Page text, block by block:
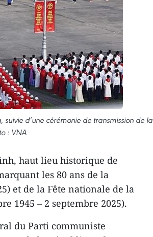
d’une cérémonie de transmission de la
: VNA
haut lieu historique de
les 80 ans de la
et de la Fête nationale de la
1945 – 2 septembre 2025).
du Parti communiste